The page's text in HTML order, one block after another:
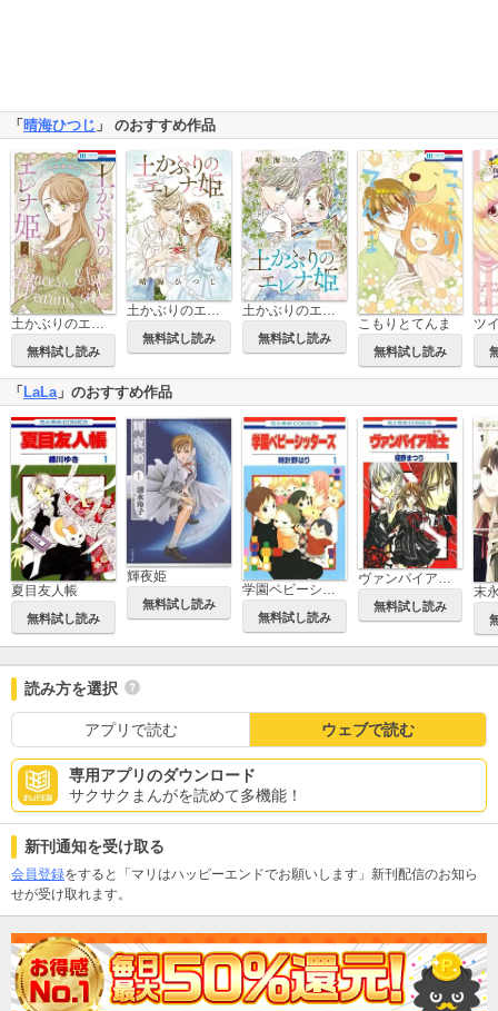
「晴海ひつじ 」 のおすすめ作品
土かぶりのエレナ姫
無料試し読み
無料試し読み 無料試し読み
こもりとてんま
無料試し読み
ツ
「 LaLa」のおすすめ作品
夏目友人帳
無料試し読み
輝夜姫
無料試し読み
学園ベビーシッターズ
無料試し読み
無料試し読み
読み方を選択
アプリで読む ウェブで読む
専用アプリのダウンロード
サクサクまんがを読めて多機能！
新刊通知を受け取る
会員登録をすると「マリはハッピーエンドでお願いします」新刊配信のお知ら
せが受け取れます。